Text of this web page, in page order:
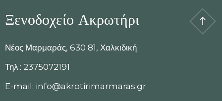
Ξενοδοχείο Ακρωτήρι
Νέος Μαρμαράς, 630 81, Χαλκιδική
Τηλ.: 2375072191
E-mail: info@akrotirimarmaras.gr